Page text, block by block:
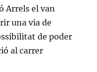
Arrels el van
una via de
de poder
al carrer